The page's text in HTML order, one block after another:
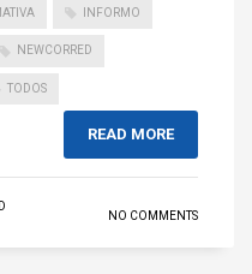
INFORMO
NEWCORRED
TODOS
READ MORE
NO COMMENTS